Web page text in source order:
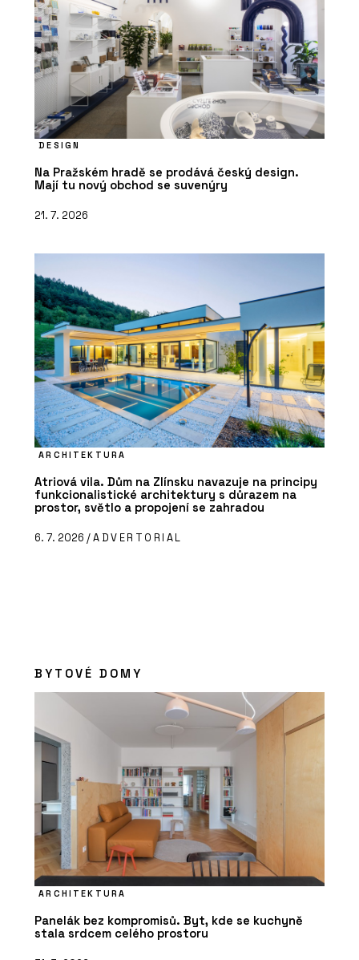
DESIGN
Na Pražském hradě se prodává český design.
Mají tu nový obchod se suvenýry
21. 7. 2026
ARCHITEKTURA
Atriová vila. Dům na Zlínsku navazuje na principy
funkcionalistické architektury s důrazem na
prostor, světlo a propojení se zahradou
6. 7. 2026 /ADVERTORIAL
BYTOVÉ DOMY
ARCHITEKTURA
Panelák bez kompromisů. Byt, kde se kuchyně
stala srdcem celého prostoru